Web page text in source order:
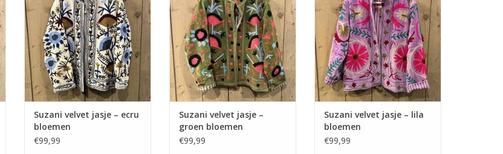
Suzani velvet jasje – ecru
bloemen
€99,99
Suzani velvet jasje –
groen bloemen
€99,99
Suzani velvet jasje – lila
bloemen
€99,99